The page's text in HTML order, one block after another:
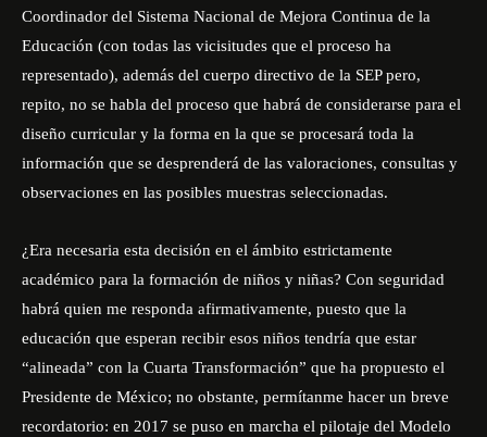
Coordinador del Sistema Nacional de Mejora Continua de la
Educación (con todas las vicisitudes que el proceso ha
representado), además del cuerpo directivo de la SEP pero,
repito, no se habla del proceso que habrá de considerarse para el
diseño curricular y la forma en la que se procesará toda la
información que se desprenderá de las valoraciones, consultas y
observaciones en las posibles muestras seleccionadas.
¿Era necesaria esta decisión en el ámbito estrictamente
académico para la formación de niños y niñas? Con seguridad
habrá quien me responda afirmativamente, puesto que la
educación que esperan recibir esos niños tendría que estar
“alineada” con la Cuarta Transformación” que ha propuesto el
Presidente de México; no obstante, permítanme hacer un breve
recordatorio: en 2017 se puso en marcha el pilotaje del Modelo